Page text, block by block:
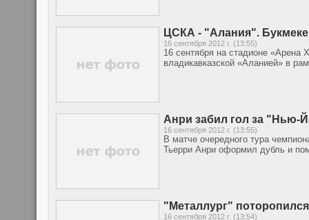
ЦСКА - "Алания".
16 сентября 2012 г. (13:55)
16 сентября на стадионе
владикавказской «Аланией» в
Анри забил гол за "Нью-
16 сентября 2012 г. (13:55)
В матче очередного тура
Тьерри Анри оформил дубль и
"Металлург"
16 сентября 2012 г. (13:54)